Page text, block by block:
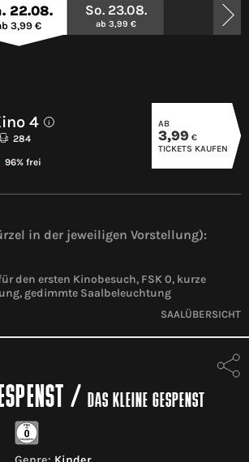
22.08.
3,99 €
So. 23.08.
ab 3,99 €
4 i
284
96% frei
AB
3,99 €
TICKETS KAUFEN
in der jeweiligen Vorstellung):
den ersten Kinobesuch, FSK 0, kurze
gedimmte Saalbeleuchtung
SAALÜBERSICHT
/ DAS KLEINE GESPENST